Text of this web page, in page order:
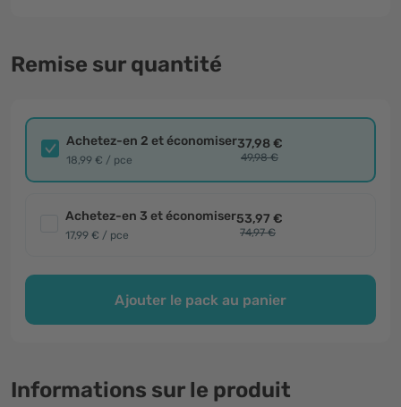
Remise sur quantité
Achetez-en 2 et économiser
18,99 € / pce
37,98 €
49,98 €
Achetez-en 3 et économiser
17,99 € / pce
53,97 €
74,97 €
Ajouter le pack au panier
Informations sur le produit